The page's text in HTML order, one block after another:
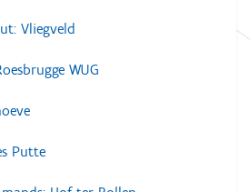
Vliegveld
WUG
Putte